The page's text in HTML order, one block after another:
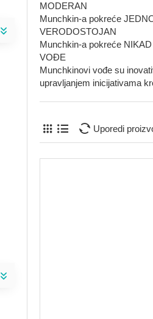
MODERAN
Munchkin-a pokreće
VERODOSTOJAN
Munchkin-a pokreće
VOĐE
Munchkinovi vođe su
upravljanjem inicijativama
Uporedi